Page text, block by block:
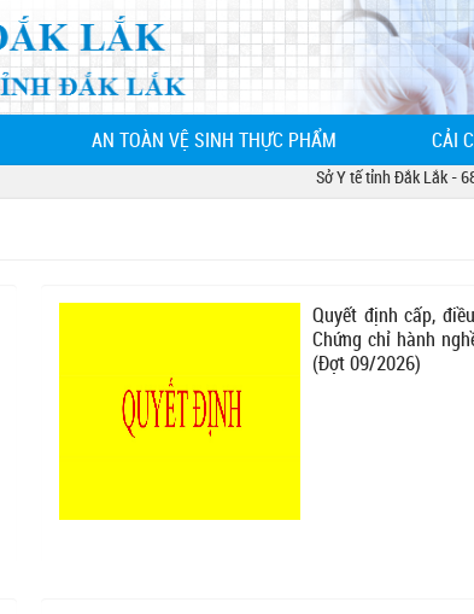
AN TOÀN VỆ SINH THỰC PHẨM CẢI
Sở Y tế tỉnh Đắk Lắk - 68
Quyết định cấp,
Chứng chỉ hành
(Đợt 09/2026)